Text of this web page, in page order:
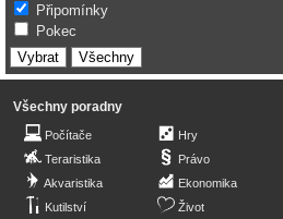
Připomínky
Pokec
Všechny poradny
Počítače
Teraristika
Akvaristika
Kutilství
Hry
Právo
Ekonomika
Život